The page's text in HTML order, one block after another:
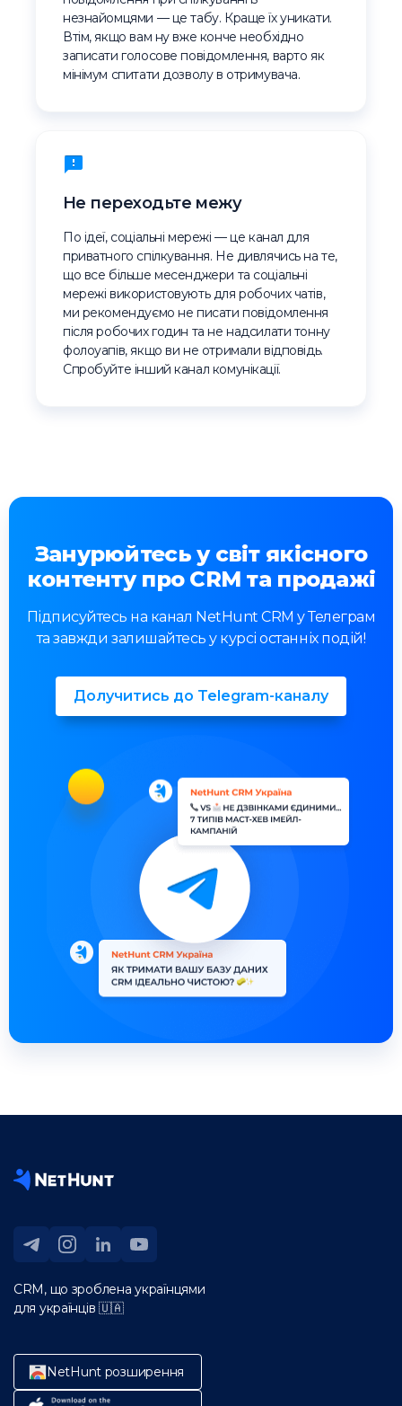
незнайомцями — це табу. Краще їх уникати.
Втім, якщо вам ну вже конче необхідно
записати голосове повідомлення, варто як
мінімум спитати дозволу в отримувача.
Не переходьте межу
По ідеї, соціальні мережі — це канал для
приватного спілкування. Не дивлячись на те,
що все більше месенджери та соціальні
мережі використовують для робочих чатів,
ми рекомендуємо не писати повідомлення
після робочих годин та не надсилати тонну
фолоуапів, якщо ви не отримали відповідь.
Спробуйте інший канал комунікації.
Занурюйтесь у світ якісного
контенту про CRM та продажі
Підписуйтесь на канал NetHunt CRM у Телеграм
та завжди залишайтесь у курсі останніх подій!
Долучитись до Telegram-каналу
CRM, що зроблена українцями
для українців 🇺🇦
NetHunt розширення